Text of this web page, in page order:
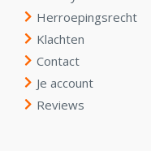
Herroepingsrecht
Klachten
Contact
Je account
Reviews